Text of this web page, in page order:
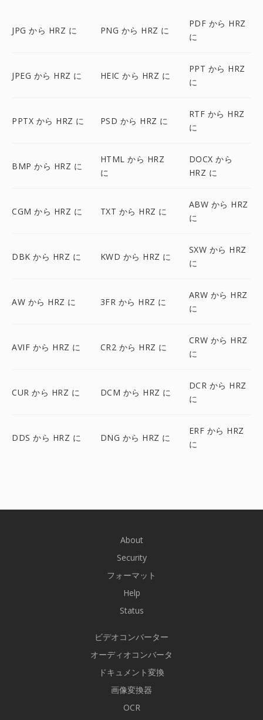
JPG から HRZ に PNG から HRZ に
PDF から HRZ
に
JPEG から HRZ に HEIC から HRZ に
PPT から HRZ
に
PPTX から HRZ に PSD から HRZ に
RTF から HRZ
に
BMP から HRZ に
HTML から HRZ
に
DOCX から
HRZ に
CGM から HRZ に TXT から HRZ に
ABW から HRZ
に
DBK から HRZ に KWD から HRZ に
SXW から HRZ
に
AW から HRZ に 3FR から HRZ に
ARW から HRZ
に
AVIF から HRZ に CR2 から HRZ に
CRW から HRZ
に
CUR から HRZ に DCM から HRZ に
DCR から HRZ
に
DDS から HRZ に DNG から HRZ に
ERF から HRZ
に
About
Security
フォーマット
Help
Status
ビデオコンバーター
オーディオコンバータ
ドキュメント変換
画像変換器
OCR